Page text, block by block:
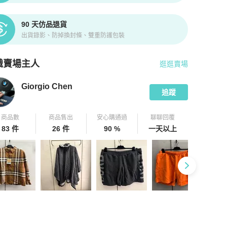
90 天仿品退貨
出貨錄影、防掉換封條、雙重防護包裝
賣場主人
拍拍圈嚴選賣家
逛逛賣場
Giorgio Chen
追蹤
商品數
83 件
商品售出
26 件
安心購通過
90 %
聊聊回覆
一天以上